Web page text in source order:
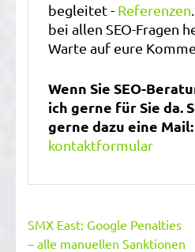
begleitet - Referenzen
bei allen SEO-Fragen
Warte auf eure
Wenn Sie SEO-
ich gerne für Sie da.
gerne dazu eine Mail:
kontaktformular
Beitragsnavigation
SMX East: Google Penalties
– alle manuellen Sanktionen